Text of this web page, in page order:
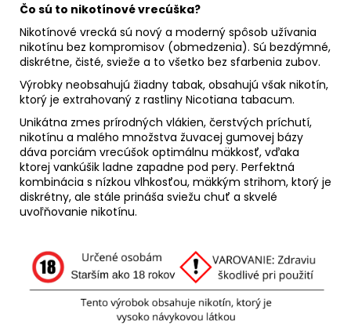
Čo sú to nikotínové vrecúška?
Nikotínové vrecká sú nový a moderný spôsob užívania
nikotínu bez kompromisov (obmedzenia). Sú bezdýmné,
diskrétne, čisté, svieže a to všetko bez sfarbenia zubov.
Výrobky neobsahujú žiadny tabak, obsahujú však nikotín,
ktorý je extrahovaný z rastliny Nicotiana tabacum.
Unikátna zmes prírodných vlákien, čerstvých príchutí,
nikotínu a malého množstva žuvacej gumovej bázy
dáva porciám vrecúšok optimálnu mäkkosť, vďaka
ktorej vankúšik ladne zapadne pod pery. Perfektná
kombinácia s nízkou vlhkosťou, mäkkým strihom, ktorý je
diskrétny, ale stále prináša sviežu chuť a skvelé
uvoľňovanie nikotínu.